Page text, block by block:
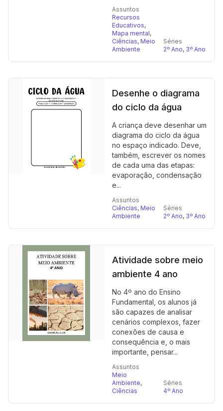
Assuntos
Recursos
Educativos,
Mapa mental,
Ciências, Meio
Ambiente
Séries
2º Ano, 3º Ano
Desenhe o diagrama
do ciclo da água
A criança deve desenhar um
diagrama do ciclo da água
no espaço indicado. Deve,
também, escrever os nomes
de cada uma das etapas:
evaporação, condensação
e...
Assuntos
Ciências, Meio
Ambiente
Séries
2º Ano, 3º Ano
Atividade sobre meio
ambiente 4 ano
No 4º ano do Ensino
Fundamental, os alunos já
são capazes de analisar
cenários complexos, fazer
conexões de causa e
consequência e, o mais
importante, pensar...
Assuntos
Meio
Ambiente,
Ciências
Séries
4º Ano